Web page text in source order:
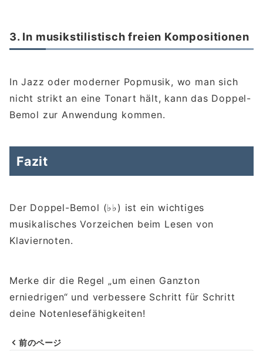
3. In musikstilistisch freien Kompositionen
In Jazz oder moderner Popmusik, wo man sich
nicht strikt an eine Tonart hält, kann das Doppel-
Bemol zur Anwendung kommen.
Fazit
Der Doppel-Bemol (♭♭) ist ein wichtiges
musikalisches Vorzeichen beim Lesen von
Klaviernoten.
Merke dir die Regel „um einen Ganzton
erniedrigen“ und verbessere Schritt für Schritt
deine Notenlesefähigkeiten!
前のページ